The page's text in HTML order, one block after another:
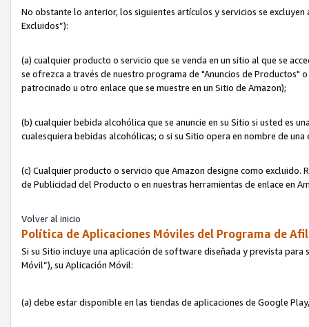
No obstante lo anterior, los siguientes artículos y servicios se
Excluidos”):
(a) cualquier producto o servicio que se venda en un sitio al que se
se ofrezca a través de nuestro programa de "Anuncios de Productos"
patrocinado u otro enlace que se muestre en un Sitio de Amazon);
(b) cualquier bebida alcohólica que se anuncie en su Sitio si usted es
cualesquiera bebidas alcohólicas; o si su Sitio opera en nombre de
(c) Cualquier producto o servicio que Amazon designe como excluido.
de Publicidad del Producto o en nuestras herramientas de enlace en
Volver al inicio
Política de Aplicaciones Móviles del Programa de
Si su Sitio incluye una aplicación de software diseñada y prevista
Móvil”), su Aplicación Móvil:
(a) debe estar disponible en las tiendas de aplicaciones de Google